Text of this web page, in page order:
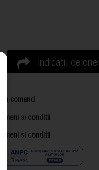
Indicatii de
Cum comand
Termeni si conditii
Termeni si conditii